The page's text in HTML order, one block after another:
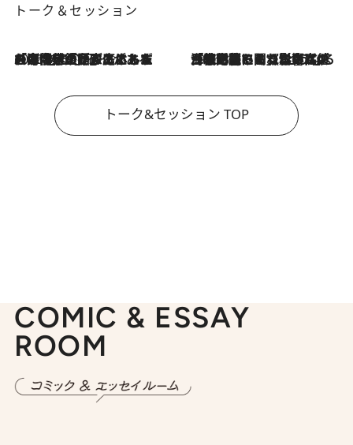
トーク＆セッション
2026.8.3
「今後値上げがあるとすれば…」「リスクがあるのは今年の冬」エネルギー専門家が語る、ホルムズ海峡封鎖が家庭にもたらす“ある心配” 2026.8.3
「住宅建てられない…」「サーチャージ料の高値が続いている」ホルムズ海峡封鎖による影響はいつまで続く？《エネルギー専門家に聞く“どうなる日本の暮らし”》
トーク&セッション TOP
COMIC & ESSAY
ROOM